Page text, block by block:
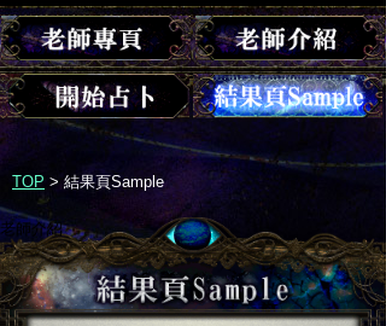
TOP >結果頁Sample
老師介紹